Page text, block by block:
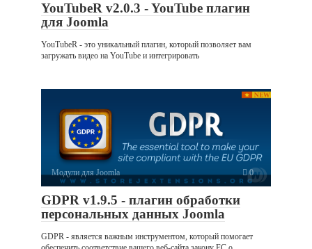
YouTubeR v2.0.3 - YouTube плагин
для Joomla
YouTubeR - это уникальный плагин, который позволяет вам
загружать видео на YouTube и интегрировать
Модули для Joomla 0
GDPR v1.9.5 - плагин обработки
персональных данных Joomla
GDPR - является важным инструментом, который помогает